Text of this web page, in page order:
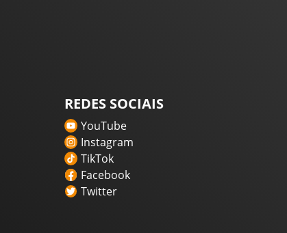
REDES SOCIAIS
YouTube
Instagram
TikTok
Facebook
Twitter